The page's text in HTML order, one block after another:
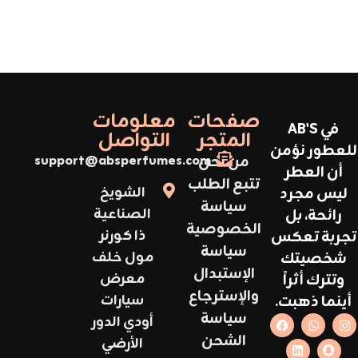
في AB'S
للعطور نؤمن
أن العطر
ليس مجرد
رائحة، بل
تجربة تعكس
شخصيتك
وتترك أثراً
أينما ذهبت.
صفحات
المتجر
من نحن
تتبع الطلب
سياسة
الخصوصية
سياسة
الإستبدال
والإسترجاع
سياسة
الشحن
معلومات
التواصل
support@absperfumes.com
الشويخ
الصناعية
ذا كورنر
مول خلف
معرض
سيارات
أودي الدور
الأرضي